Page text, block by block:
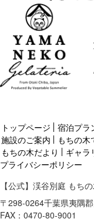
トップページ 宿泊プラ
施設のご案内
もちの木
もちの木だより
ギャラ
プライバシーポリシー
【公式】渓谷別庭 もち
〒 298-0264千葉県夷隅郡
FAX：0470-80-9001